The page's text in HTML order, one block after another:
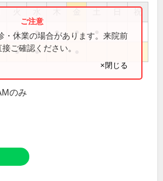
祝
● ● ● ●
● ●
・休業の場合があります。来院前
ご確認ください。
×閉じる
のみ